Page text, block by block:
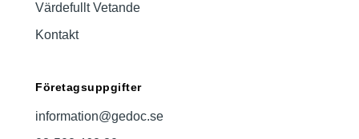
Värdefullt Vetande
Kontakt
Företagsuppgifter
information@gedoc.se